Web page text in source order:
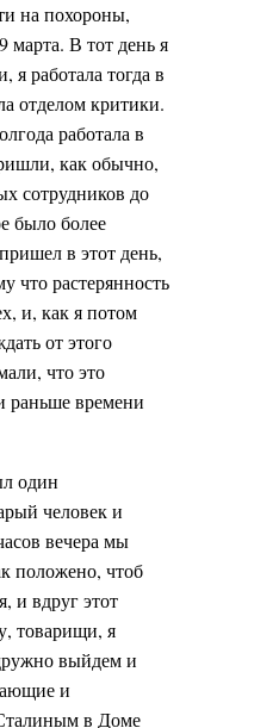
на похороны,
марта. В тот день я
я работала тогда в
отделом критики.
работала в
как обычно,
сотрудников до
было более
в этот день,
что растерянность
и, как я потом
от этого
что это
раньше времени
один
человек и
вечера мы
положено, чтоб
и вдруг этот
товарищи, я
выйдем и
и
в Доме